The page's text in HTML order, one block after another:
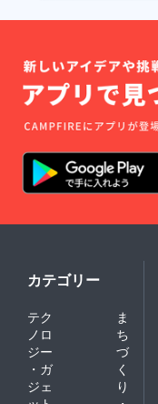
カテゴリー
テク
ノロ
ジー
・ガ
ジェ
ま
ち
づ
く
り